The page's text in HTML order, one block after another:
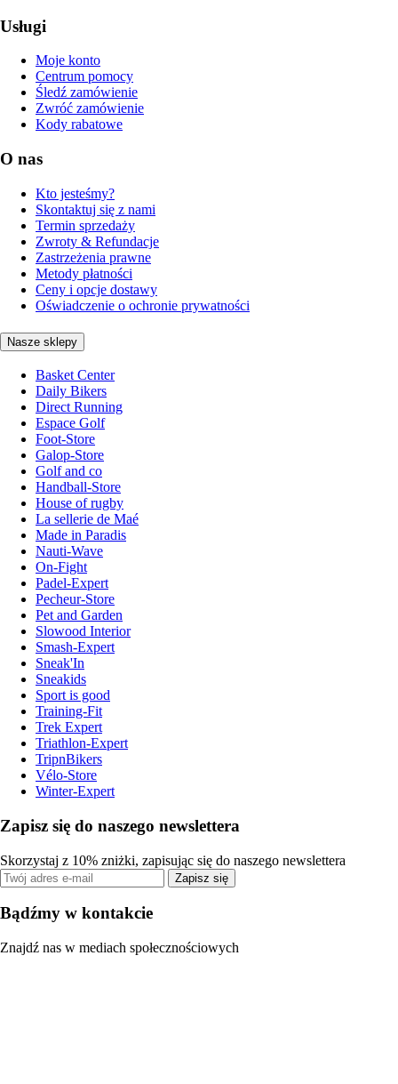
Usługi
Moje konto
Centrum pomocy
Śledź zamówienie
Zwróć zamówienie
Kody rabatowe
O nas
Kto jesteśmy?
Skontaktuj się z nami
Termin sprzedaży
Zwroty & Refundacje
Zastrzeżenia prawne
Metody płatności
Ceny i opcje dostawy
Oświadczenie o ochronie prywatności
Nasze sklepy
Basket Center
Daily Bikers
Direct Running
Espace Golf
Foot-Store
Galop-Store
Golf and co
Handball-Store
House of rugby
La sellerie de Maé
Made in Paradis
Nauti-Wave
On-Fight
Padel-Expert
Pecheur-Store
Pet and Garden
Slowood Interior
Smash-Expert
Sneak'In
Sneakids
Sport is good
Training-Fit
Trek Expert
Triathlon-Expert
TripnBikers
Vélo-Store
Winter-Expert
Zapisz się do naszego newslettera
Skorzystaj z 10% zniżki, zapisując się do naszego newslettera
Zapisz się
Bądźmy w kontakcie
Znajdź nas w mediach społecznościowych